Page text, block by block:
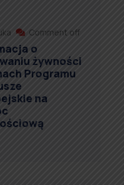
Comment off
o
żywności
Programu
na